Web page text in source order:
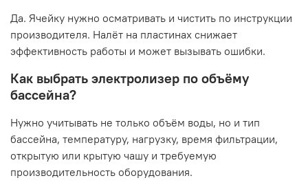
Да. Ячейку нужно осматривать и чистить по инструкции
производителя. Налёт на пластинах снижает
эффективность работы и может вызывать ошибки.
Как выбрать электролизер по объёму
бассейна?
Нужно учитывать не только объём воды, но и тип
бассейна, температуру, нагрузку, время фильтрации,
открытую или крытую чашу и требуемую
производительность оборудования.